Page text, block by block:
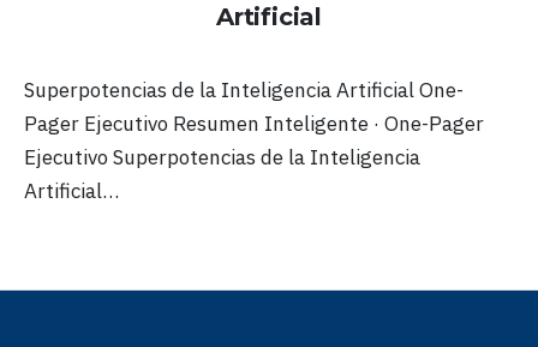
Artificial
Superpotencias de la Inteligencia Artificial One-
Pager Ejecutivo Resumen Inteligente · One-Pager
Ejecutivo Superpotencias de la Inteligencia
Artificial…